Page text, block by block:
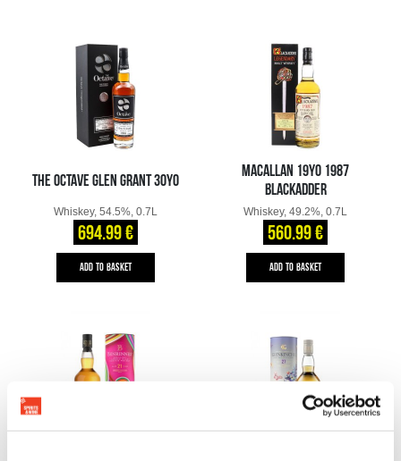
THE OCTAVE GLEN GRANT 30YO
Whiskey, 54.5%, 0.7L
694.99 €
ADD TO BASKET
MACALLAN 19YO 1987
BLACKADDER
Whiskey, 49.2%, 0.7L
560.99 €
ADD TO BASKET